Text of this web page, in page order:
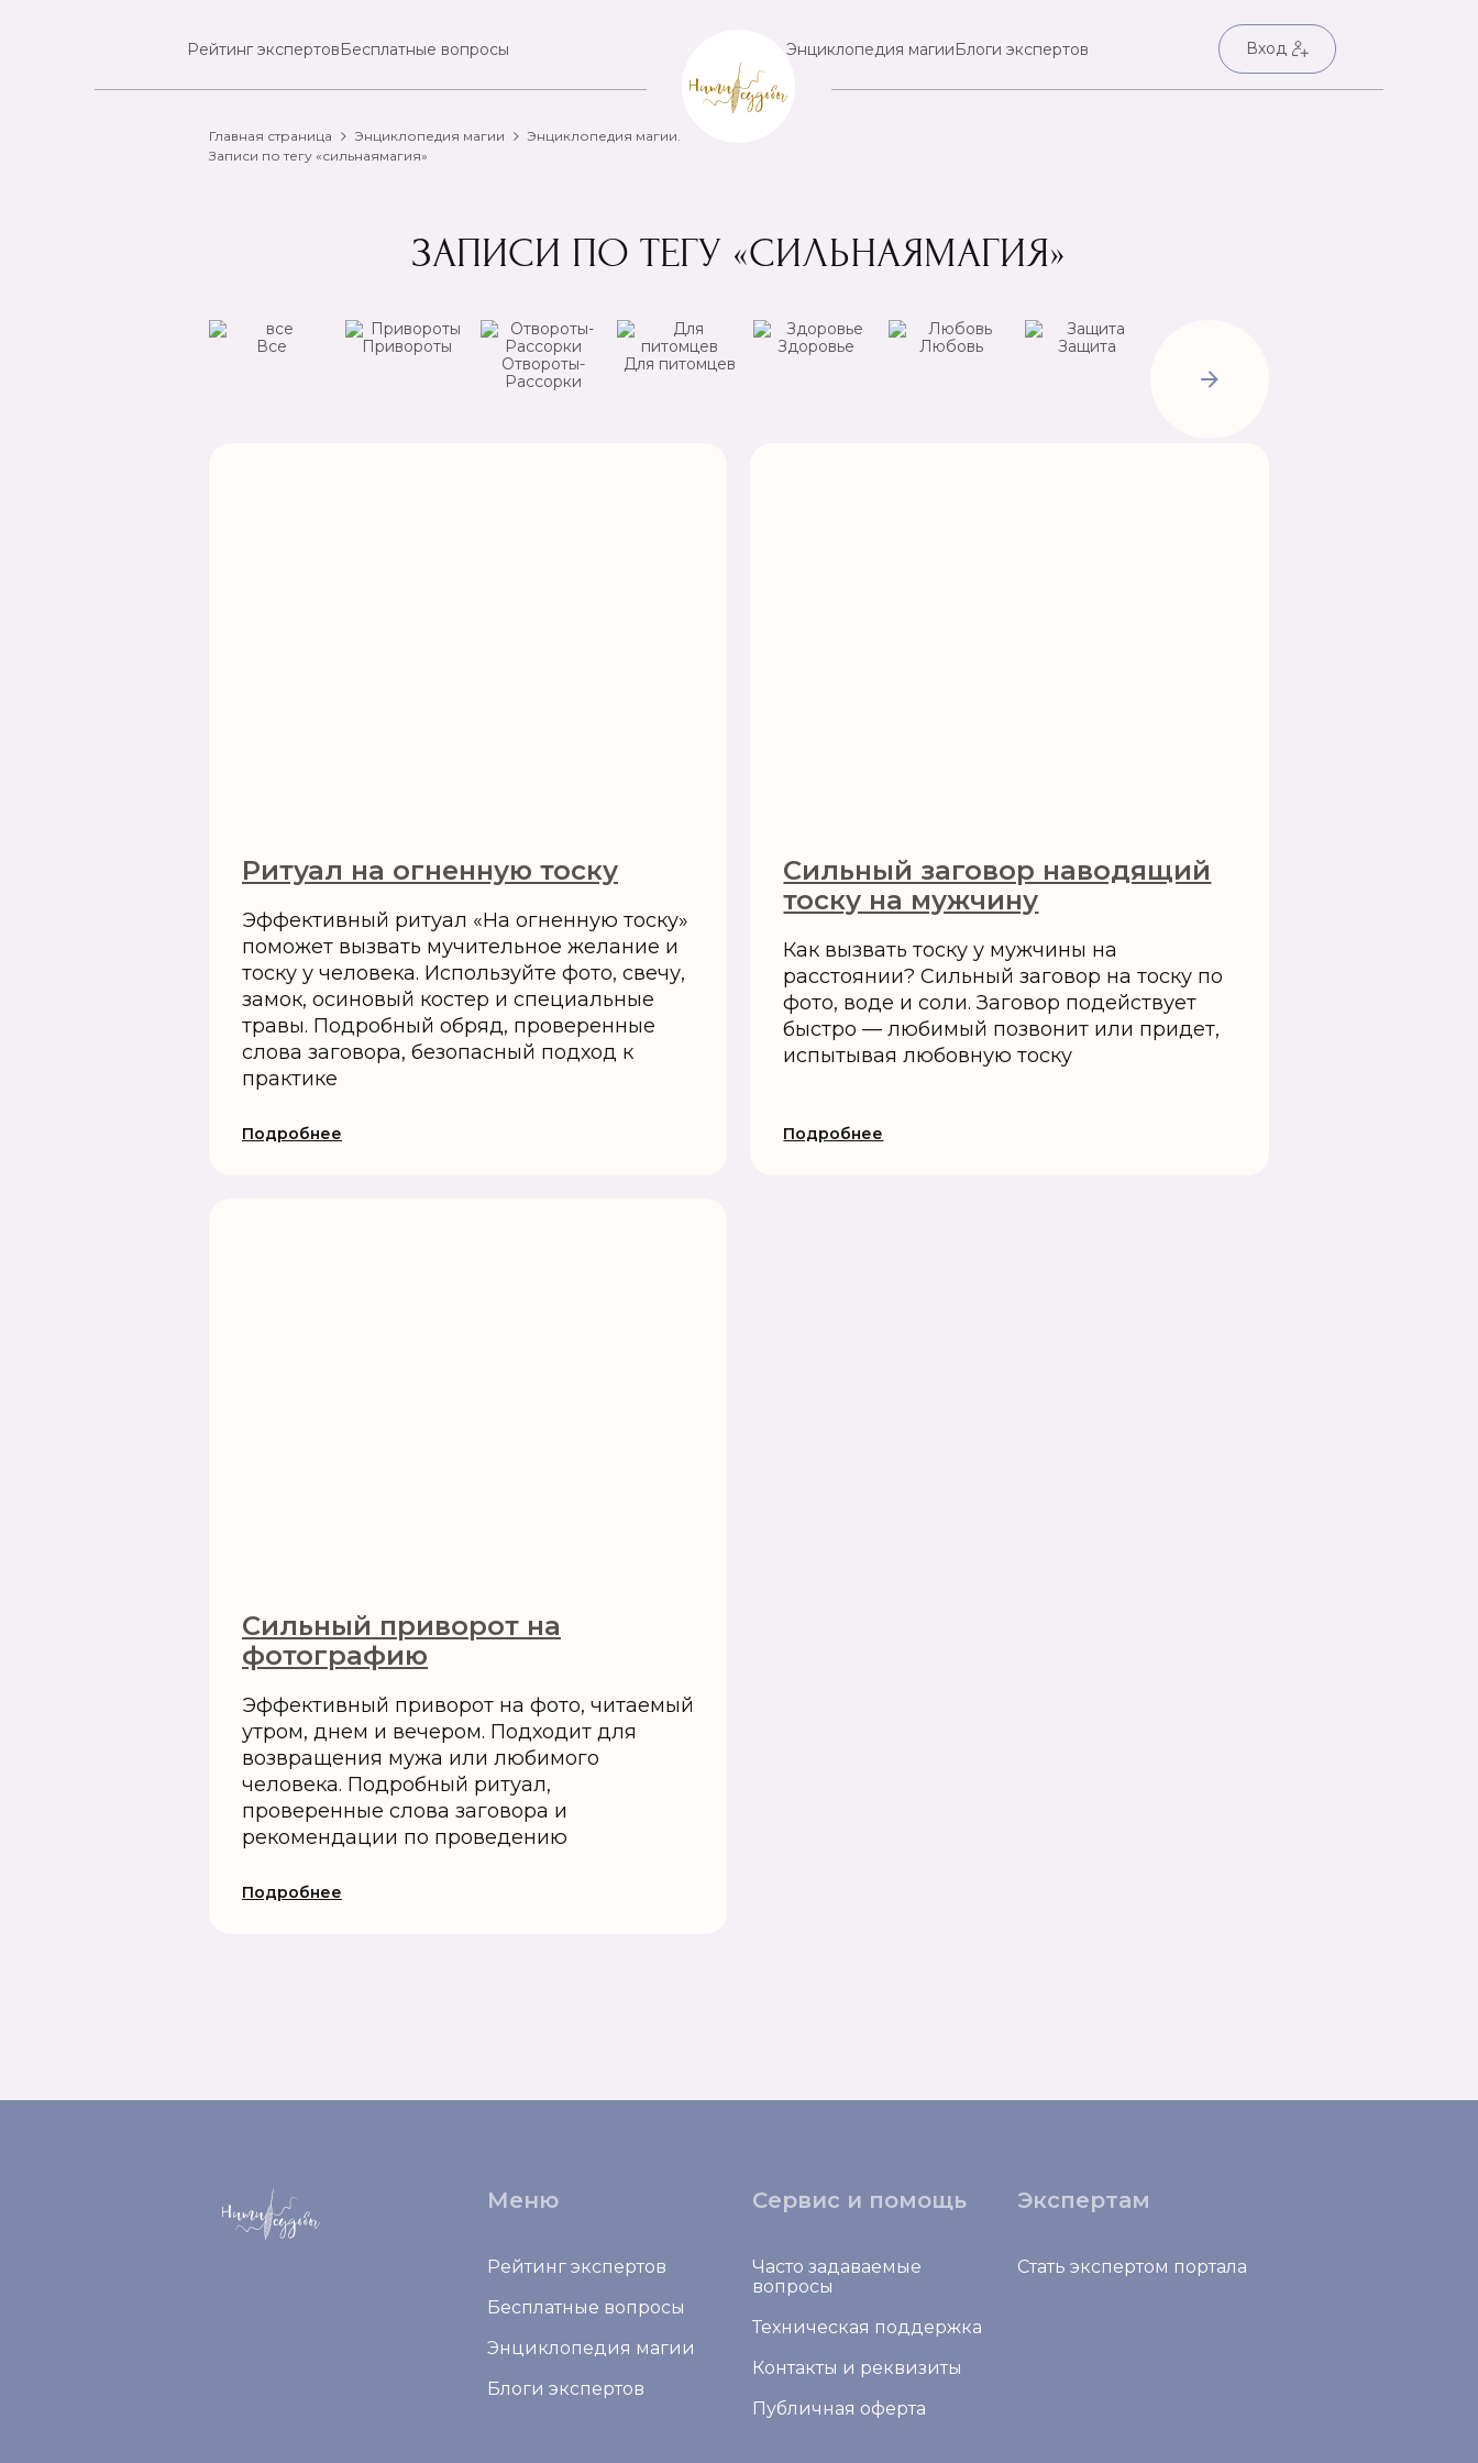
Рейтинг экспертовБесплатные вопросы Энциклопедия магииБлоги экспертов Вход
Главная страница Энциклопедия магии
Энциклопедия магии.
Записи по тегу «сильнаямагия»
ЗАПИСИ ПО ТЕГУ «СИЛЬНАЯМАГИЯ»
Все
Привороты
Отвороты-
Рассорки
Для питомцев
Здоровье Любовь Защита
Ритуал на огненную тоску
Эффективный ритуал «На огненную тоску»
поможет вызвать мучительное желание и
тоску у человека. Используйте фото, свечу,
замок, осиновый костер и специальные
травы. Подробный обряд, проверенные
слова заговора, безопасный подход к
практике
Подробнее
Сильный заговор наводящий
тоску на мужчину
Как вызвать тоску у мужчины на
расстоянии? Сильный заговор на тоску по
фото, воде и соли. Заговор подействует
быстро — любимый позвонит или придет,
испытывая любовную тоску
Подробнее
Сильный приворот на
фотографию
Эффективный приворот на фото, читаемый
утром, днем и вечером. Подходит для
возвращения мужа или любимого
человека. Подробный ритуал,
проверенные слова заговора и
рекомендации по проведению
Подробнее
Меню
Рейтинг экспертов
Бесплатные вопросы
Энциклопедия магии
Блоги экспертов
Сервис и помощь
Часто задаваемые
вопросы
Техническая поддержка
Контакты и реквизиты
Публичная оферта
Экспертам
Стать экспертом портала